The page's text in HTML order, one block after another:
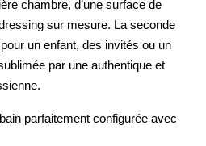
chambre, d’une surface de
sur mesure. La seconde
un enfant, des invités ou un
par une authentique et
parfaitement configurée avec